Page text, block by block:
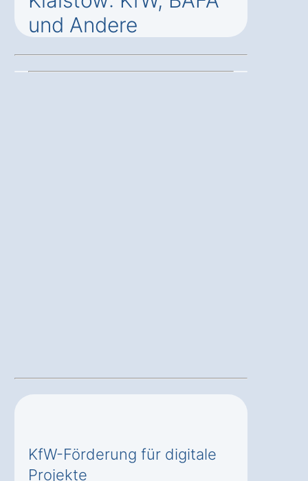
und Andere
KfW-Förderung für digitale
Projekte